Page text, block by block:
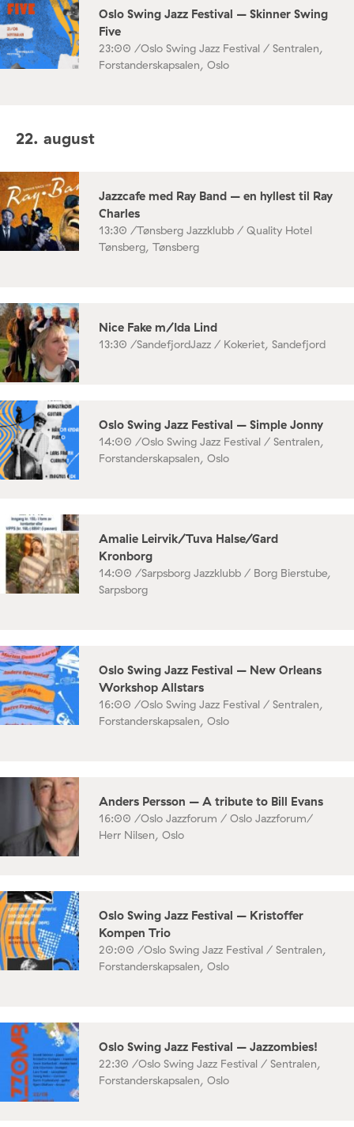
Oslo Swing Jazz Festival – Skinner Swing
Five
23:00 /Oslo Swing Jazz Festival / Sentralen,
Forstanderskapsalen, Oslo
22. august
Jazzcafe med Ray Band – en hyllest til Ray
Charles
13:30 /Tønsberg Jazzklubb / Quality Hotel
Tønsberg, Tønsberg
Nice Fake m/Ida Lind
13:30 /SandefjordJazz / Kokeriet, Sandefjord
Oslo Swing Jazz Festival – Simple Jonny
14:00 /Oslo Swing Jazz Festival / Sentralen,
Forstanderskapsalen, Oslo
Amalie Leirvik/Tuva Halse/Gard
Kronborg
14:00 /Sarpsborg Jazzklubb / Borg Bierstube,
Sarpsborg
Oslo Swing Jazz Festival – New Orleans
Workshop Allstars
16:00 /Oslo Swing Jazz Festival / Sentralen,
Forstanderskapsalen, Oslo
Anders Persson – A tribute to Bill Evans
16:00 /Oslo Jazzforum / Oslo Jazzforum/
Herr Nilsen, Oslo
Oslo Swing Jazz Festival – Kristoffer
Kompen Trio
20:00 /Oslo Swing Jazz Festival / Sentralen,
Forstanderskapsalen, Oslo
Oslo Swing Jazz Festival – Jazzombies!
22:30 /Oslo Swing Jazz Festival / Sentralen,
Forstanderskapsalen, Oslo